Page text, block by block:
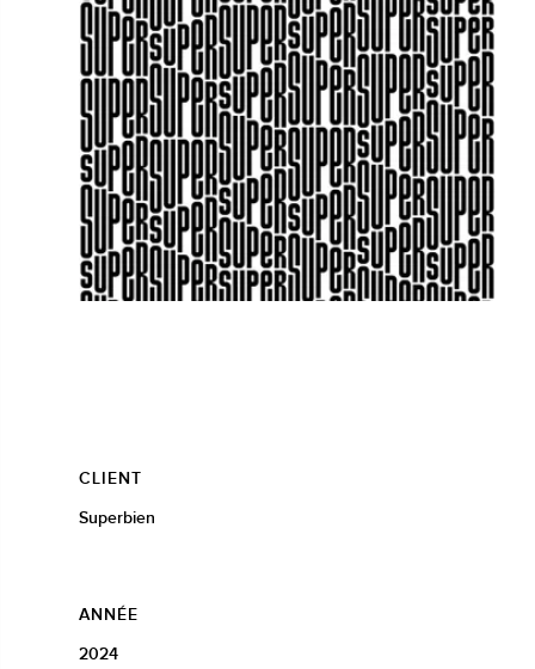
CLIENT
Superbien
ANNÉE
2024